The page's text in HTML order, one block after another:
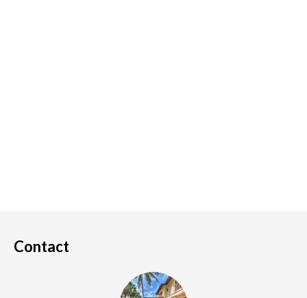
Contact